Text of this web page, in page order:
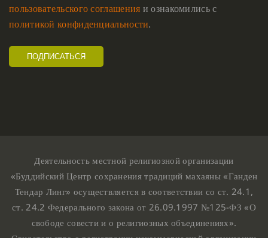
пользовательского соглашения и ознакомились с
политикой конфиденциальности.
Деятельность местной религиозной организации
«Буддийский Центр сохранения традиций махаяны «Ганден
Тендар Линг» осуществляется в соответствии со ст. 24.1,
ст. 24.2 Федерального закона от 26.09.1997 №125-ФЗ «О
свободе совести и о религиозных объединениях».